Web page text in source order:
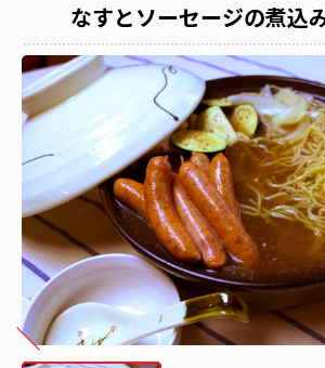
なすとソーセージの煮込